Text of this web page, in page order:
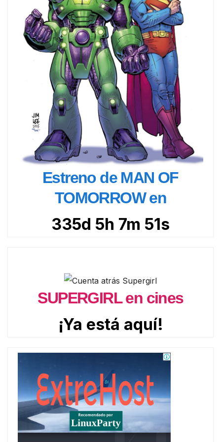
Estreno de MAN OF
TOMORROW en
335d 5h 7m 49s
SUPERGIRL en cines
¡Ya está aquí!